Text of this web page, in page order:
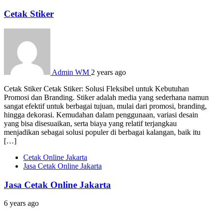
Cetak Stiker
Admin WM 2 years ago
Cetak Stiker Cetak Stiker: Solusi Fleksibel untuk Kebutuhan
Promosi dan Branding. Stiker adalah media yang sederhana namun
sangat efektif untuk berbagai tujuan, mulai dari promosi, branding,
hingga dekorasi. Kemudahan dalam penggunaan, variasi desain
yang bisa disesuaikan, serta biaya yang relatif terjangkau
menjadikan sebagai solusi populer di berbagai kalangan, baik itu
[…]
Cetak Online Jakarta
Jasa Cetak Online Jakarta
Jasa Cetak Online Jakarta
6 years ago